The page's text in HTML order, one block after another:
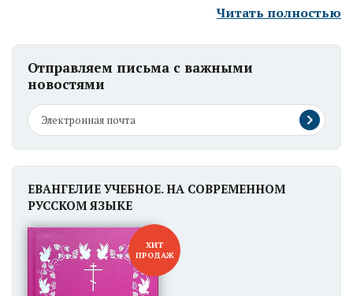
Читать полностью
Отправляем письма с важными
новостями
ЕВАНГЕЛИЕ УЧЕБНОЕ. НА СОВРЕМЕННОМ
РУССКОМ ЯЗЫКЕ
ХИТ
ПРОДАЖ